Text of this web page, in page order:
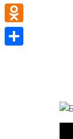
Viber
Odnoklassniki